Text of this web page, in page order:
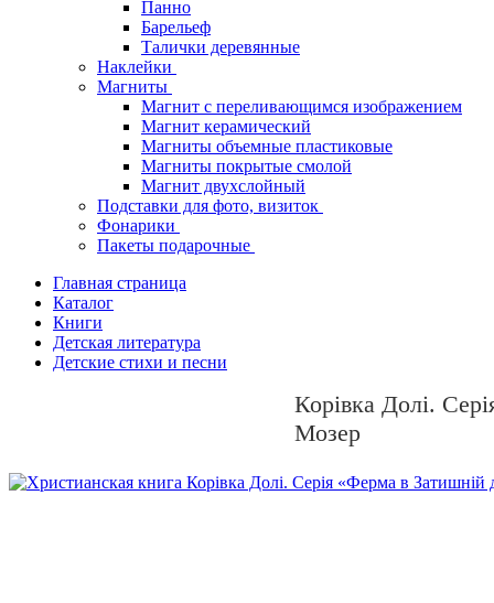
Панно
Барельеф
Талички деревянные
Наклейки
Магниты
Магнит с переливающимся изображением
Магнит керамический
Магниты объемные пластиковые
Магниты покрытые смолой
Магнит двухслойный
Подставки для фото, визиток
Фонарики
Пакеты подарочные
Главная страница
Каталог
Книги
Детская литература
Детские стихи и песни
Корівка Долі.
Мозер